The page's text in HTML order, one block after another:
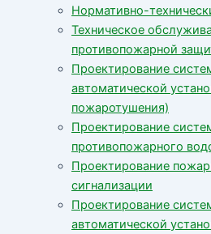
Нормативно-
Техническое
противопожарной
Проектирование
автоматической
пожаротушения)
Проектирование
противопожарного
Проектирование
сигнализации
Проектирование
автоматической